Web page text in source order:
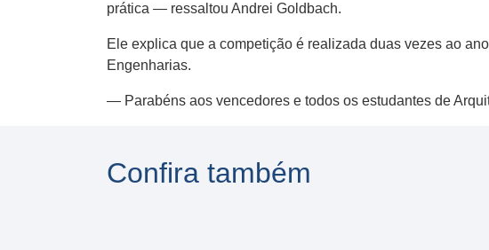
prática — ressaltou Andrei Goldbach.
Ele explica que a competição é realizada duas vezes ao
Engenharias.
— Parabéns aos vencedores e todos os estudantes de
Confira também